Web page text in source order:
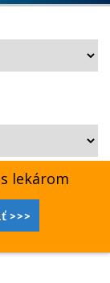
lekárom
>>>